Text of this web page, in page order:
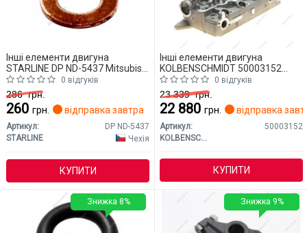
Інші елементи двигуна
STARLINE DP ND-5437 Mitsubishi
L200
0 відгуків
286грн.
260 грн. відправка завтра
Артикул:
DP ND-5437
STARLINE
Чехія
КУПИТИ
Інші елементи двигуна
KOLBENSCHMIDT 50003152
Mitsubishi L2000 відгуків
23 339грн.
22 880 грн. відправка
Артикул:
50003152
KOLBENSCHMIDT
КУПИТИ
Знижка 8% Знижка 9%